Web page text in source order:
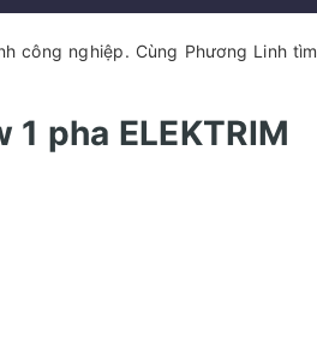
nghiệp. Cùng Phương Linh
pha ELEKTRIM